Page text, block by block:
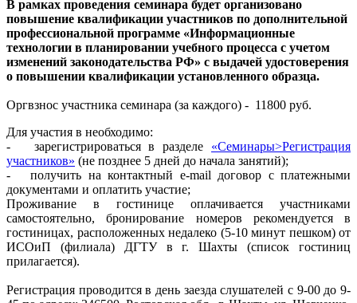
В рамках проведения семинара будет организовано
повышение квалификации участников по дополнительной
профессиональной программе «Информационные
технологии в планировании учебного процесса с учетом
изменений законодательства РФ» с выдачей удостоверения
о повышении квалификации установленного образца.
Оргвзнос участника семинара (за каждого) - 11800 руб.
Для участия в необходимо:
- зарегистрироваться в разделе «Семинары>Регистрация
участников» (не позднее 5 дней до начала занятий);
- получить на контактный e-mail договор с платежными
документами и оплатить участие;
Проживание в гостинице оплачивается участниками
самостоятельно, бронирование номеров рекомендуется в
гостиницах, расположенных недалеко (5-10 минут пешком) от
ИСОиП (филиала) ДГТУ в г. Шахты (список гостиниц
прилагается).
Регистрация проводится в день заезда слушателей с 9-00 до 9-